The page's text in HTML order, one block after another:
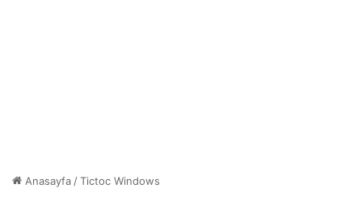
Anasayfa/Tictoc Windows